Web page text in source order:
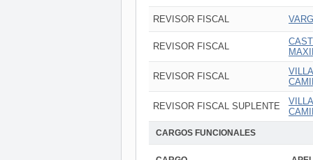
REVISOR FISCAL
REVISOR FISCAL
REVISOR FISCAL
REVISOR FISCAL SUPLENTE
CARGOS FUNCIONALES